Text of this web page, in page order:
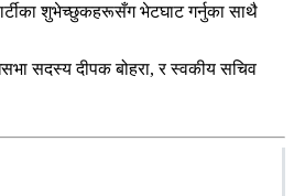
शुभेच्छुकहरूसँग भेटघाट गर्नुका साथै
सदस्य दीपक बोहरा, र स्वकीय सचिव